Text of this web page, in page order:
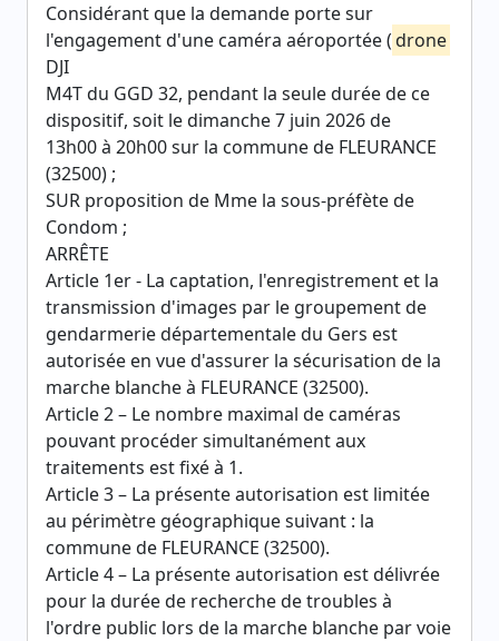
Considérant que la demande porte sur
l'engagement d'une caméra aéroportée (drone
DJI
M4T du GGD 32, pendant la seule durée de ce
dispositif, soit le dimanche 7 juin 2026 de
13h00 à 20h00 sur la commune de FLEURANCE
(32500) ;
SUR proposition de Mme la sous-préfète de
Condom ;
ARRÊTE
Article 1er - La captation, l'enregistrement et la
transmission d'images par le groupement de
gendarmerie départementale du Gers est
autorisée en vue d'assurer la sécurisation de la
marche blanche à FLEURANCE (32500).
Article 2 – Le nombre maximal de caméras
pouvant procéder simultanément aux
traitements est fixé à 1.
Article 3 – La présente autorisation est limitée
au périmètre géographique suivant : la
commune de FLEURANCE (32500).
Article 4 – La présente autorisation est délivrée
pour la durée de recherche de troubles à
l'ordre public lors de la marche blanche par voie